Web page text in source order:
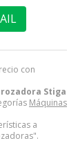
con
Stiga
Máquinas
a